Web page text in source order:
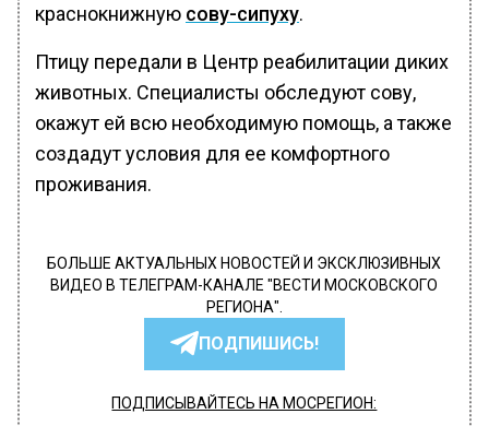
краснокнижную сову-сипуху.
Птицу передали в Центр реабилитации диких
животных. Специалисты обследуют сову,
окажут ей всю необходимую помощь, а также
создадут условия для ее комфортного
проживания.
БОЛЬШЕ АКТУАЛЬНЫХ НОВОСТЕЙ И ЭКСКЛЮЗИВНЫХ
ВИДЕО В ТЕЛЕГРАМ-КАНАЛЕ "ВЕСТИ МОСКОВСКОГО
РЕГИОНА".
ПОДПИШИСЬ!
ПОДПИСЫВАЙТЕСЬ НА МОСРЕГИОН: